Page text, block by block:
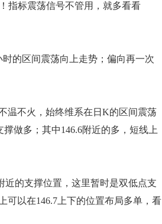
指标震荡信号不管用，就多看看
的区间震荡向上走势；偏向再一次
不火，始终维系在日K的区间震荡
做多；其中146.6附近的多，短线上
的支撑位置，这里暂时是双低点支
可以在146.7上下的位置布局多单，看